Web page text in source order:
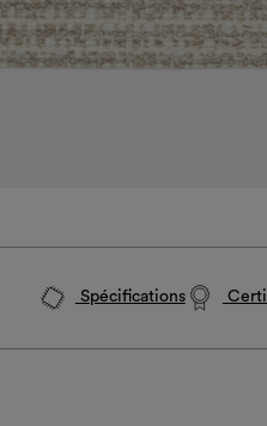
Spécifications